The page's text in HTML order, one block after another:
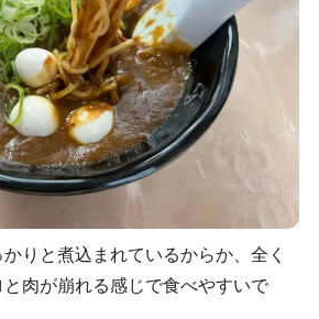
かりと煮込まれているからか、全く
肉が崩れる感じで食べやすいで